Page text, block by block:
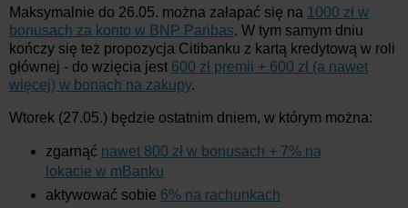
Maksymalnie do 26.05. można załapać się na 1000 zł w
bonusach za konto w BNP Paribas. W tym samym dniu
kończy się też propozycja Citibanku z kartą kredytową w roli
głównej - do wzięcia jest 600 zł premii + 600 zł (a nawet
więcej) w bonach na zakupy.
Wtorek (27.05.) będzie ostatnim dniem, w którym można:
zgarnąć nawet 800 zł w bonusach + 7% na
lokacie w mBanku
aktywować sobie 6% na rachunkach